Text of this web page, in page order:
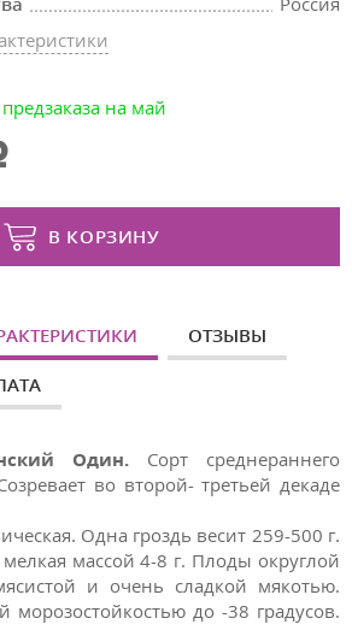
на май
В КОРЗИНУ
ОТЗЫВЫ
Один. Сорт среднераннего
во второй- третьей декаде
Одна гроздь весит 259-500 г.
массой 4-8 г. Плоды округлой
и очень сладкой мякотью.
морозостойкостью до -38 градусов.